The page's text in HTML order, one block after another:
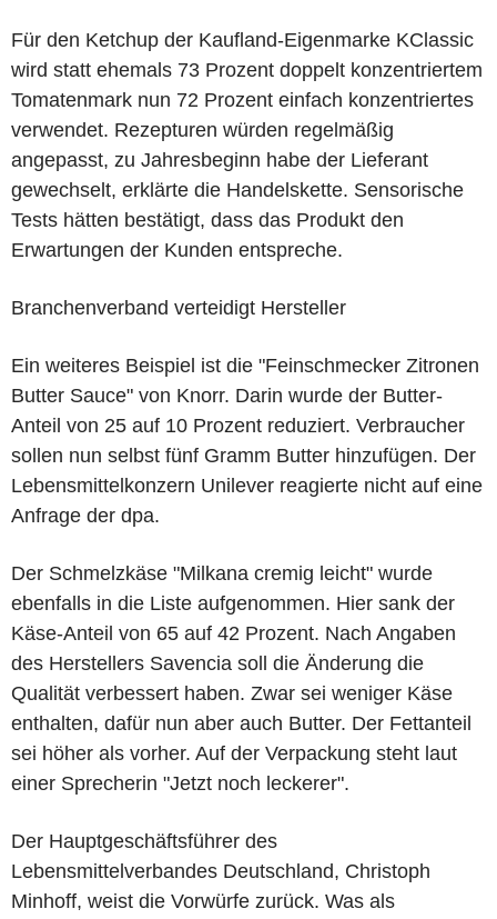
Für den Ketchup der Kaufland-Eigenmarke KClassic
wird statt ehemals 73 Prozent doppelt konzentriertem
Tomatenmark nun 72 Prozent einfach konzentriertes
verwendet. Rezepturen würden regelmäßig
angepasst, zu Jahresbeginn habe der Lieferant
gewechselt, erklärte die Handelskette. Sensorische
Tests hätten bestätigt, dass das Produkt den
Erwartungen der Kunden entspreche.
Branchenverband verteidigt Hersteller
Ein weiteres Beispiel ist die "Feinschmecker Zitronen
Butter Sauce" von Knorr. Darin wurde der Butter-
Anteil von 25 auf 10 Prozent reduziert. Verbraucher
sollen nun selbst fünf Gramm Butter hinzufügen. Der
Lebensmittelkonzern Unilever reagierte nicht auf eine
Anfrage der dpa.
Der Schmelzkäse "Milkana cremig leicht" wurde
ebenfalls in die Liste aufgenommen. Hier sank der
Käse-Anteil von 65 auf 42 Prozent. Nach Angaben
des Herstellers Savencia soll die Änderung die
Qualität verbessert haben. Zwar sei weniger Käse
enthalten, dafür nun aber auch Butter. Der Fettanteil
sei höher als vorher. Auf der Verpackung steht laut
einer Sprecherin "Jetzt noch leckerer".
Der Hauptgeschäftsführer des
Lebensmittelverbandes Deutschland, Christoph
Minhoff, weist die Vorwürfe zurück. Was als